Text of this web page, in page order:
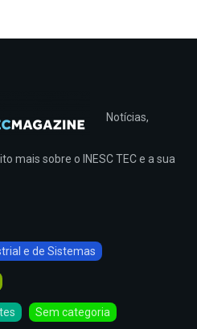
Notícias,
mais sobre o INESC TEC e a sua
e de Sistemas
Sem categoria